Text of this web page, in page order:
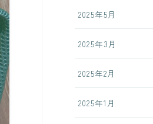
2025年5月
2025年3月
2025年2月
2025年1月